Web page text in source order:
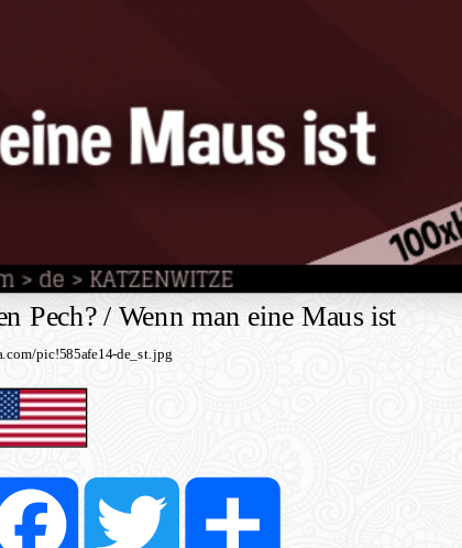
Pech? / Wenn man eine Maus ist
pic!585afe14-de_st.jpg
FacebookTwitter Share